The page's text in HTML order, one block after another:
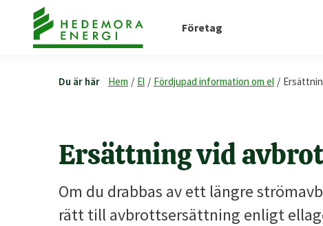
Företag
Du är här Hem / El / Fördjupad information om el /
Ersättning vid
Om du drabbas av ett längre
rätt till avbrottsersättning enligt